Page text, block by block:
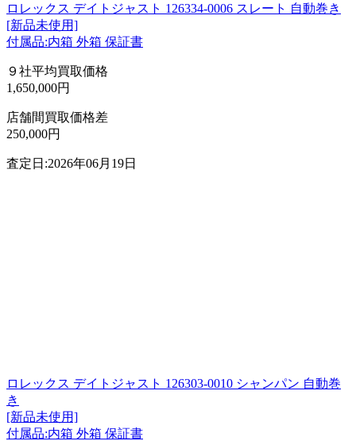
ロレックス デイトジャスト 126334-0006 スレート 自動巻き
[新品未使用]
付属品:内箱 外箱 保証書
９社平均買取価格
1,650,000円
店舗間買取価格差
250,000円
査定日:2026年06月19日
ロレックス デイトジャスト 126303-0010 シャンパン 自動巻
き
[新品未使用]
付属品:内箱 外箱 保証書